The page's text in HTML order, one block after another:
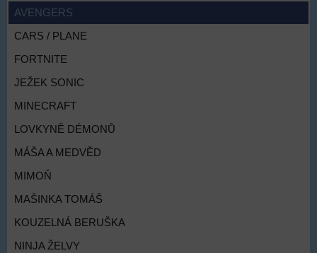
AVENGERS
CARS / PLANE
FORTNITE
JEŽEK SONIC
MINECRAFT
LOVKYNĚ DÉMONŮ
MÁŠA A MEDVĚD
MIMOŇ
MAŠINKA TOMÁŠ
KOUZELNÁ BERUŠKA
NINJA ŽELVY